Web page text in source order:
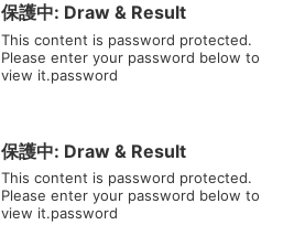
保護中: Draw & Result
This content is password protected.
Please enter your password below to
view it.password
保護中: Draw & Result
This content is password protected.
Please enter your password below to
view it.password